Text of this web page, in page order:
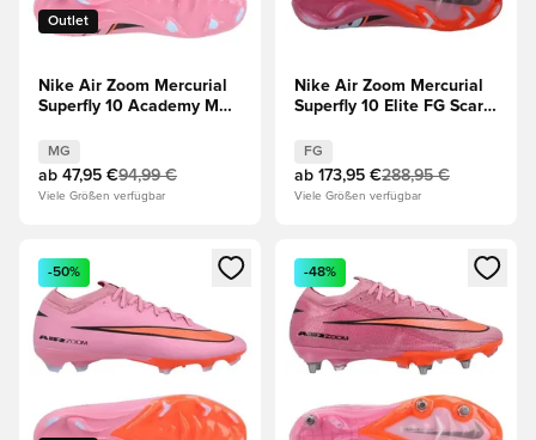
Outlet
Nike Air Zoom Mercurial
Superfly 10 Academy MG
Flamingo/Schwarz/Total
Crimson
MG
ab 47,95 €94,99 €
Viele Größen verfügbar
Nike Air Zoom Mercurial
Superfly 10 Elite FG Scary
Flamingo/Schwarz/Total
Crimson
FG
ab 173,95 €288,95 €
Viele Größen verfügbar
Öffnet ein neues Fenster zum Anmelden oder Registrieren
-50%
Öffnet ein neues Fenster
-48%